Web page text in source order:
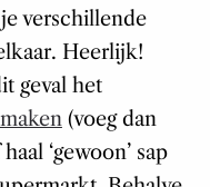
verschillende
Heerlijk!
geval het
(voeg dan
‘gewoon’ sap